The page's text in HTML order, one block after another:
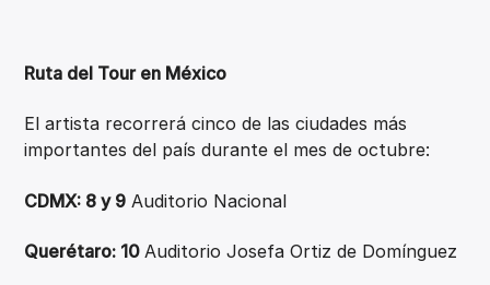
Ruta del Tour en México
El artista recorrerá cinco de las ciudades más
importantes del país durante el mes de octubre:
CDMX: 8 y 9 Auditorio Nacional
Querétaro: 10Auditorio Josefa Ortiz de Domínguez